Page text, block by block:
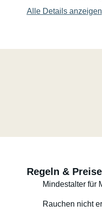
Alle Details anzeigen
Regeln & Preise
Mindestalter für
Rauchen nicht